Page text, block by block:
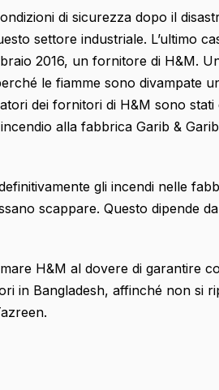
di sicurezza dopo il
settore industriale. L’ultimo
2016, un fornitore di H&M.
le fiamme sono divampate
dei fornitori di H&M sono
alla fabbrica Garib &
gli incendi nelle
scappare. Questo dipende
H&M al dovere di garantire
in Bangladesh, affinché non si